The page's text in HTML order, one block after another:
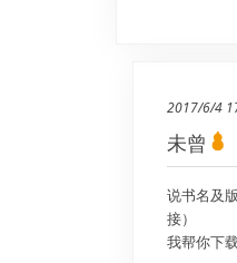
2017/6/4
未曾
说书名及
接）
我帮你下